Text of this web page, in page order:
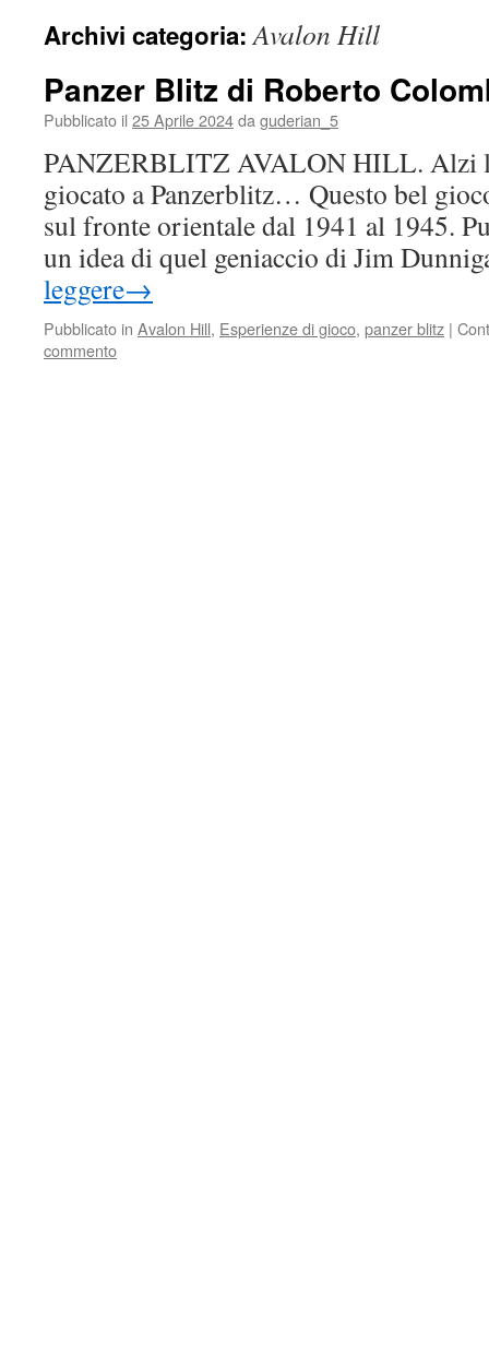
Archivi categoria:Avalon Hill
Panzer Blitz di Roberto
Pubblicato il 25 Aprile 2024da guderian_5
PANZERBLITZ AVALON HILL. Alzi
giocato a Panzerblitz… Questo bel
sul fronte orientale dal 1941 al 1945.
un idea di quel geniaccio di Jim
leggere→
Pubblicato in Avalon Hill, Esperienze di gioco, panzer blitz |
commento